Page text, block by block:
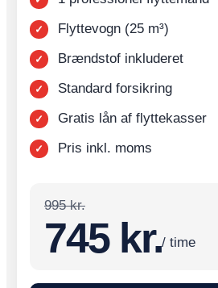
Flyttevogn (25 m³)
Brændstof inkluderet
Standard forsikring
Gratis lån af flyttekasser
Pris inkl. moms
995 kr.
745 kr./ time